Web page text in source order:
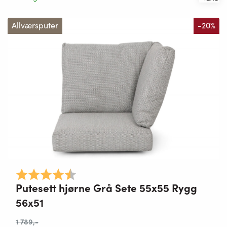
Allværsputer -20%
Karakter: 4.7 av 5 mulige
Putesett hjørne Grå Sete 55x55 Rygg
56x51
1 789,-